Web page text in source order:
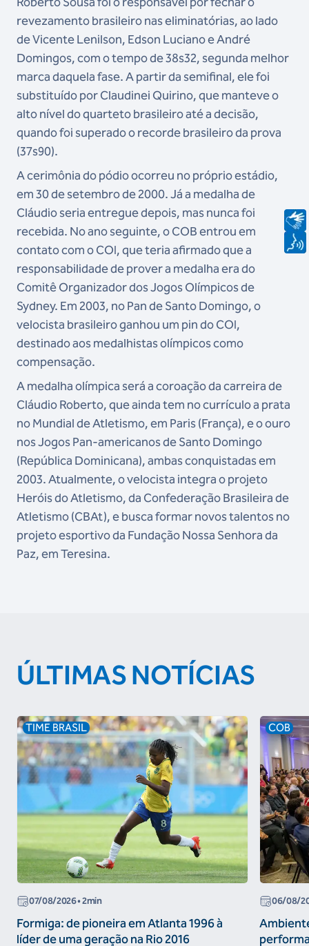
revezamento brasileiro nas eliminatórias, ao lado
de Vicente Lenilson, Edson Luciano e André
Domingos, com o tempo de 38s32, segunda melhor
marca daquela fase. A partir da semifinal, ele foi
substituído por Claudinei Quirino, que manteve o
alto nível do quarteto brasileiro até a decisão,
quando foi superado o recorde brasileiro da prova
(37s90).
A cerimônia do pódio ocorreu no próprio estádio,
em 30 de setembro de 2000. Já a medalha de
Cláudio seria entregue depois, mas nunca foi
recebida. No ano seguinte, o COB entrou em
contato com o COI, que teria afirmado que a
responsabilidade de prover a medalha era do
Comitê Organizador dos Jogos Olímpicos de
Sydney. Em 2003, no Pan de Santo Domingo, o
velocista brasileiro ganhou um pin do COI,
destinado aos medalhistas olímpicos como
compensação.
A medalha olímpica será a coroação da carreira de
Cláudio Roberto, que ainda tem no currículo a prata
no Mundial de Atletismo, em Paris (França), e o ouro
nos Jogos Pan-americanos de Santo Domingo
(República Dominicana), ambas conquistadas em
2003. Atualmente, o velocista integra o projeto
Heróis do Atletismo, da Confederação Brasileira de
Atletismo (CBAt), e busca formar novos talentos no
projeto esportivo da Fundação Nossa Senhora da
Paz, em Teresina.
ÚLTIMAS NOTÍCIAS
TIME BRASIL
07/08/2026• 2min
Formiga: de pioneira em Atlanta 1996 à
líder de uma geração na Rio 2016
COB
06/08/